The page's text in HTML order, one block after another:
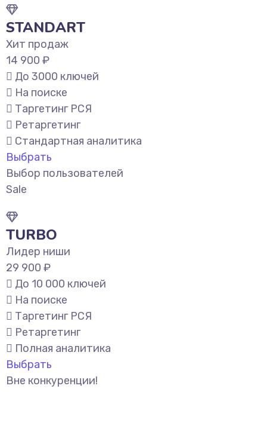
STANDART
Хит продаж
14 900 ₽
До 3000 ключей
На поиске
Таргетинг РСЯ
Ретаргетинг
Стандартная аналитика
Выбрать
Выбор пользователей
Sale
TURBO
Лидер ниши
29 900 ₽
До 10 000 ключей
На поиске
Таргетинг РСЯ
Ретаргетинг
Полная аналитика
Выбрать
Вне конкуренции!